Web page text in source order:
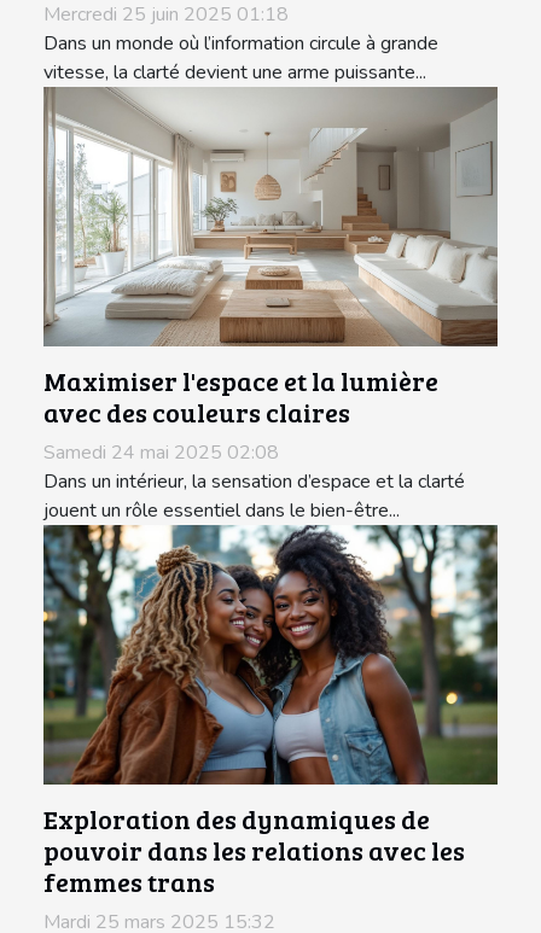
Mercredi 25 juin 2025 01:18
Dans un monde où l’information circule à grande
vitesse, la clarté devient une arme puissante...
Maximiser l'espace et la lumière
avec des couleurs claires
Samedi 24 mai 2025 02:08
Dans un intérieur, la sensation d’espace et la clarté
jouent un rôle essentiel dans le bien-être...
Exploration des dynamiques de
pouvoir dans les relations avec les
femmes trans
Mardi 25 mars 2025 15:32